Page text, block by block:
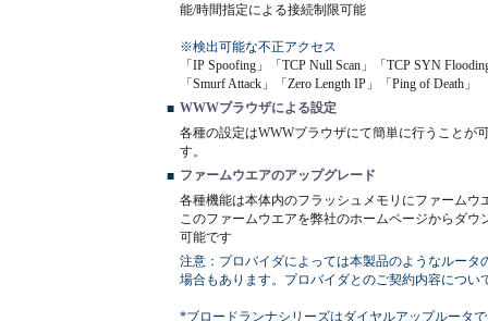
能/時間指定による接続制限可能
※検出可能な不正アクセス
「IP Spoofing」「TCP Null Scan」「TCP SYN
「Smurf Attack」「Zero Length IP」「Ping of Death」
■ WWWブラウザによる設定
各種の設定はWWWブラウザにて簡単に行うことが
す。
■ ファームウエアのアップグレード
各種機能は本体内のフラッシュメモリにファームウ
このファームウエアを弊社のホームページからダ
可能です
注意：プロバイダによっては本製品のようなルー
場合もあります。プロバイダとのご契約内容につい
*ブロードランナシリーズはダイヤルアップルータ